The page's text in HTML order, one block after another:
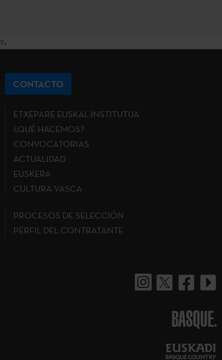
?>
CONTACTO
ETXEPARE EUSKAL INSTITUTUA
¿QUÉ HACEMOS?
CONVOCATORIAS
ACTUALIDAD
EUSKERA
CULTURA VASCA
PROCESOS DE SELECCIÓN
PERFIL DEL CONTRATANTE
BASQUE.